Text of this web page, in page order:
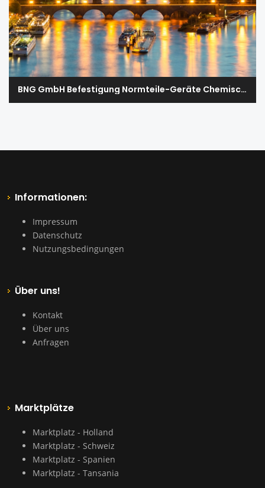
BNG GmbH Befestigung Normteile-Geräte Chemisch Technische Produkte
Informationen:
Impressum
Datenschutz
Nutzungsbedingungen
Über uns!
Kontakt
Über uns
Anfragen
Marktplätze
Marktplatz - Holland
Marktplatz - Schweiz
Marktplatz - Spanien
Marktplatz - Tansania